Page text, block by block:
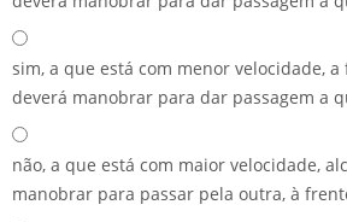
sim, a que está com menor velocidade,
deverá manobrar para dar passagem a
não, a que está com maior velocidade,
manobrar para passar pela outra, à